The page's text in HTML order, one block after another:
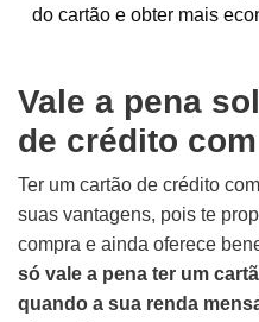
do cartão e obter mais
Vale a pena
de crédito
Ter um cartão de crédito
suas vantagens, pois te
compra e ainda oferece
só vale a pena ter um
quando a sua renda